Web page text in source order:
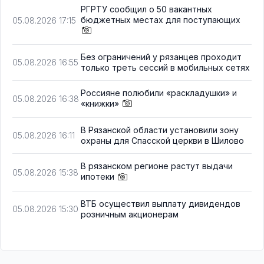
05.08.2026 17:15
РГРТУ сообщил о 50 вакантных
бюджетных местах для поступающих
05.08.2026 16:55
Без ограничений у рязанцев проходит
только треть сессий в мобильных сетях
05.08.2026 16:38
Россияне полюбили «раскладушки» и
«книжки»
05.08.2026 16:11
В Рязанской области установили зону
охраны для Спасской церкви в Шилово
05.08.2026 15:38
В рязанском регионе растут выдачи
ипотеки
05.08.2026 15:30
ВТБ осуществил выплату дивидендов
розничным акционерам